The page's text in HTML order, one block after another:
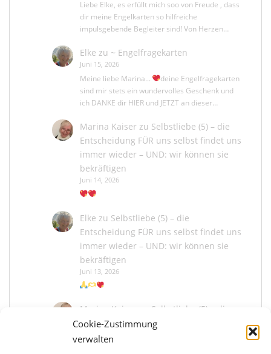
Cookie-Zustimmung
verwalten
Liebe Elke, es erfüllt mich soo von Freude , dass
dir meine Engelkarten so hilfreiche
impulsgebende Begleiter sind! Von Herzen…
Elke zu ~ Engelfragekarten
Juni 15, 2026
Meine liebe Marina...
deine Engelfragekarten
sind mir stets ein wundervolles Geschenk und
ich DANKE dir HIER und JETZT an dieser…
Marina Kaiserzu Selbstliebe (5) – die
Entscheidung FÜR uns selbst findet uns
immer wieder – UND: wir können sie
bekräftigen
Juni 14, 2026
Elke zu Selbstliebe (5) – die
Entscheidung FÜR uns selbst findet uns
immer wieder – UND: wir können sie
bekräftigen
Juni 13, 2026
Marina Kaiser
Selbstliebe (5) – die
Entscheidung FÜR uns selbst findet uns
immer wieder – UND: wir können sie